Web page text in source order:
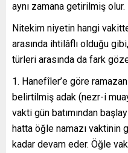
aynı zamana getirilmiş olur.
Nitekim niyetin hangi
arasında ihtilâflı olduğu
türleri arasında da fark
1. Hanefîler’e göre
belirtilmiş adak (nezr-i
vakti gün batımından
hatta öğle namazı vaktinin
kadar devam eder. Öğle